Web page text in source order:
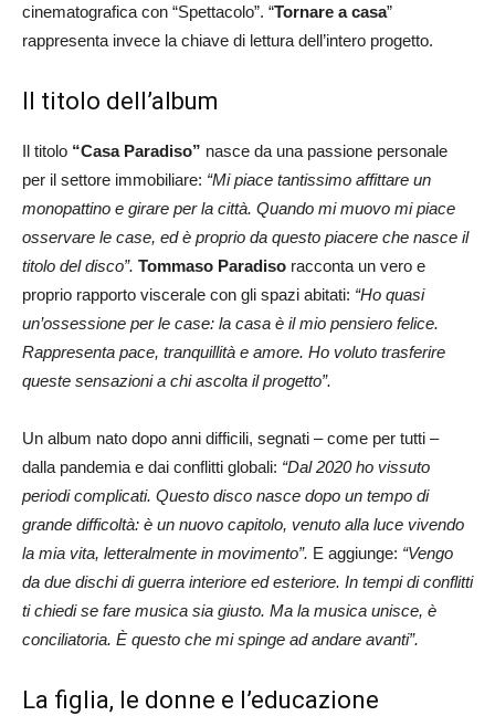
cinematografica con “Spettacolo”. “Tornare a casa”
rappresenta invece la chiave di lettura dell’intero progetto.
Il titolo dell’album
Il titolo “Casa Paradiso” nasce da una passione personale
per il settore immobiliare: “Mi piace tantissimo affittare un
monopattino e girare per la città. Quando mi muovo mi piace
osservare le case, ed è proprio da questo piacere che nasce il
titolo del disco”. Tommaso Paradiso racconta un vero e
proprio rapporto viscerale con gli spazi abitati: “Ho quasi
un’ossessione per le case: la casa è il mio pensiero felice.
Rappresenta pace, tranquillità e amore. Ho voluto trasferire
queste sensazioni a chi ascolta il progetto”.
Un album nato dopo anni difficili, segnati – come per tutti –
dalla pandemia e dai conflitti globali: “Dal 2020 ho vissuto
periodi complicati. Questo disco nasce dopo un tempo di
grande difficoltà: è un nuovo capitolo, venuto alla luce vivendo
la mia vita, letteralmente in movimento”. E aggiunge: “Vengo
da due dischi di guerra interiore ed esteriore. In tempi di conflitti
ti chiedi se fare musica sia giusto. Ma la musica unisce, è
conciliatoria. È questo che mi spinge ad andare avanti”.
La figlia, le donne e l’educazione